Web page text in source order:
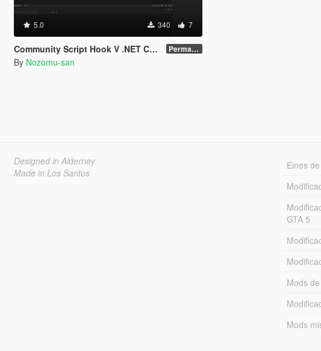
5.0 340 7
Community Script Hook V .NET Core for Legacy & Enhanced [ .NET Core ] Permanent Link
By Nozomu-san
Designed in Alderney
Made in Los Santos
Eines
GTA 5
Mods
Mods